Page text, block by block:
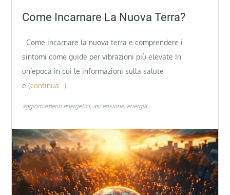
Come Incarnare La Nuova Terra?
Come incarnare la nuova terra e comprendere i
sintomi come guide per vibrazioni più elevate In
un’epoca in cui le informazioni sulla salute
e (continua…)
aggiornamenti energetici ascensione energia